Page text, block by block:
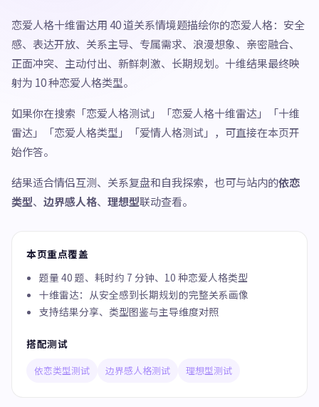
恋爱人格十维雷达用 40 道关系情境题描绘你的恋爱人格：安全
感、表达开放、关系主导、专属需求、浪漫想象、亲密融合、
正面冲突、主动付出、新鲜刺激、长期规划。十维结果最终映
射为 10 种恋爱人格类型。
如果你在搜索「恋爱人格测试」「恋爱人格十维雷达」「十维
雷达」「恋爱人格类型」「爱情人格测试」，可直接在本页开
始作答。
结果适合情侣互测、关系复盘和自我探索，也可与站内的依恋
类型、 边界感人格、 理想型联动查看。
本页重点覆盖
题量 40 题、耗时约 7 分钟、10 种恋爱人格类型
十维雷达：从安全感到长期规划的完整关系画像
支持结果分享、类型图鉴与主导维度对照
搭配测试
依恋类型测试 边界感人格测试 理想型测试